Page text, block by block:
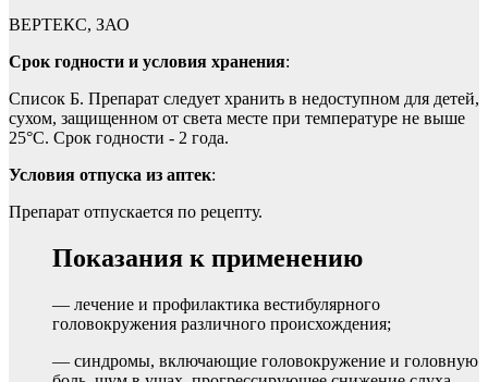
ВЕРТЕКС, ЗАО
Срок годности и условия хранения:
Список Б. Препарат следует хранить в недоступном для детей,
сухом, защищенном от света месте при температуре не выше
25°С. Срок годности - 2 года.
Условия отпуска из аптек:
Препарат отпускается по рецепту.
Показания к применению
— лечение и профилактика вестибулярного
головокружения различного происхождения;
— синдромы, включающие головокружение и головную